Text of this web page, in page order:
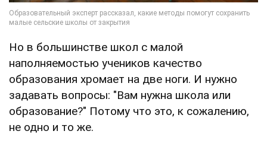
Но в большинстве школ с малой
наполняемостью учеников качество
образования хромает на две ноги. И нужно
задавать вопросы: "Вам нужна школа или
образование?" Потому что это, к сожалению,
не одно и то же.